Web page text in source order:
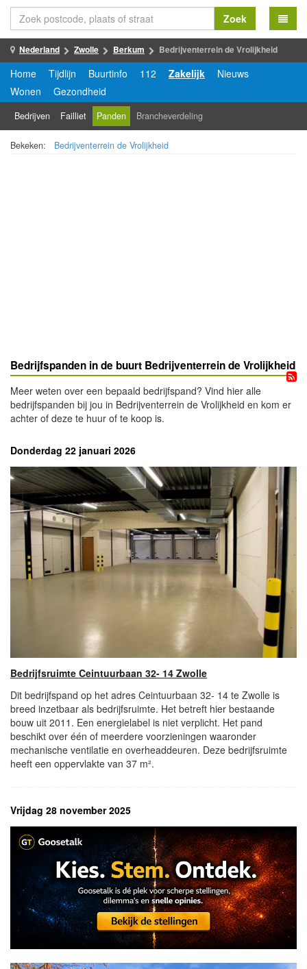
Zoek
Nederland Zwolle Berkum Bedrijventerrein de Vrolijkheid
Home Tijdlijn Buurtinfo 112 Zakelijk
Nieuws
Wonen
Gezondheid
Bedrijven Failliet Panden Brancheverdeling
Bekeken: Bedrijventerrein de Vrolijkheid
Bedrijfspanden in de buurt Bedrijventerrein de Vrolijkheid
Meer weten over een bepaald bedrijfspand? Vind hier alle
bedrijfspanden bij jou in Bedrijventerrein de Vrolijkheid en kom er
achter of deze te huur of te koop is.
Donderdag 22 januari 2026
Bedrijfsruimte Ceintuurbaan 32- 14 Zwolle
Dit bedrijfspand op het adres Ceintuurbaan 32- 14 te Zwolle is
breed inzetbaar als bedrijfsruimte. Het betreft hier bestaande
bouw uit 2011. Een energielabel is niet verplicht. Het pand
beschikt over één of meerdere voorzieningen waaronder
mechanische ventilatie en overheaddeuren. Deze bedrijfsruimte
heeft een oppervlakte van 37 m².
Vrijdag 28 november 2025